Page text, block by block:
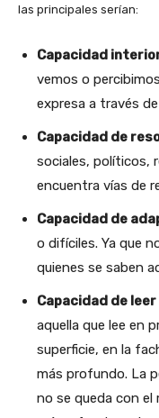
las principales serían:
Capacidad
vemos o
expresa a través
Capacidad de
sociales, políticos,
encuentra vías de
Capacidad de
o difíciles. Ya que
quienes se saben
Capacidad de
aquella que lee en
superficie, en la
más profundo. La
no se queda con el